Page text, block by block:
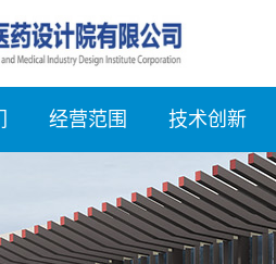
经营范围 技术创新